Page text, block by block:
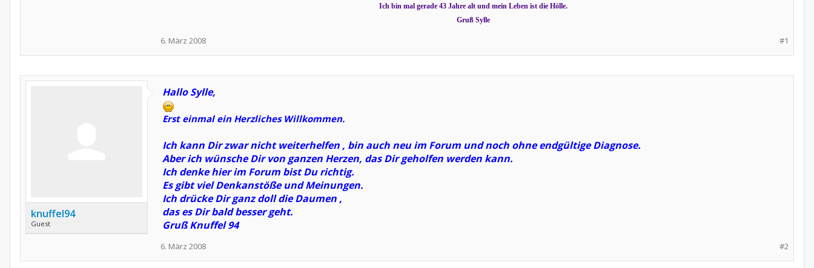
Ich bin mal gerade 43 Jahre alt und mein Leben ist die Hölle.
Gruß Sylle
#1
6. März 2008
knuffel94
Guest
Hallo Sylle,
Erst einmal ein Herzliches Willkommen.
Ich kann Dir zwar nicht weiterhelfen , bin auch neu im Forum und noch ohne endgültige Diagnose.
Aber ich wünsche Dir von ganzen Herzen, das Dir geholfen werden kann.
Ich denke hier im Forum bist Du richtig.
Es gibt viel Denkanstöße und Meinungen.
Ich drücke Dir ganz doll die Daumen ,
das es Dir bald besser geht.
Gruß Knuffel 94
#2
6. März 2008